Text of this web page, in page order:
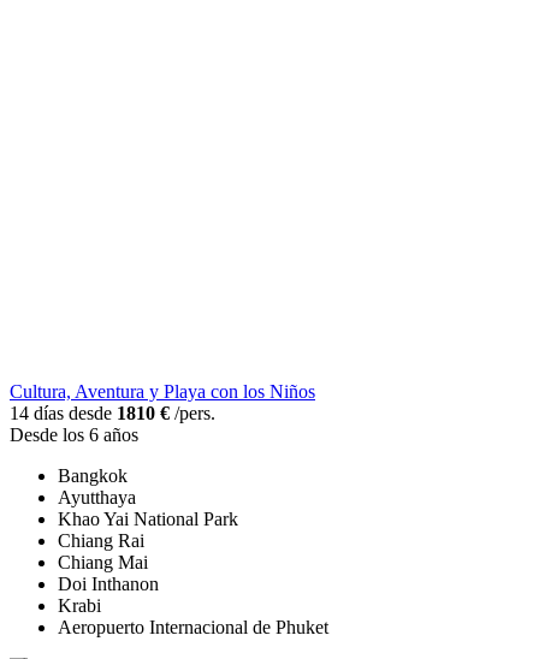
Cultura, Aventura y Playa con los Niños
14 días desde 1810 € /pers.
Desde los 6 años
Bangkok
Ayutthaya
Khao Yai National Park
Chiang Rai
Chiang Mai
Doi Inthanon
Krabi
Aeropuerto Internacional de Phuket